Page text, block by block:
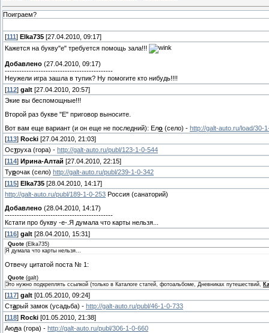
Поиграем?
[111 ] Elka735 [27.04.2010, 09:17]
Кажется на букву"е" требуется помощь зала!!!
Добавлено (27.04.2010, 09:17)
---------------------------------------------
Неужели игра зашла в тупик? Ну помогите кто нибудь!!!!
[112] galt [27.04.2010, 20:57]
Экие вы беспомощные!!!
Второй раз букве "Е" приговор выносите.
Вот вам еще вариант (и он еще не последний): Ело (село) - http://galt-auto.ru/load/30-
[113] Rocki [27.04.2010, 21:03]
Оструха (гора) - http://galt-auto.ru/publ/123-1-0-544
[114] Ирина-Алтай [27.04.2010, 22:15]
Турочак (село) http://galt-auto.ru/publ/239-1-0-342
[115] Elka735 [28.04.2010, 14:17]
http://galt-auto.ru/publ/189-1-0-253 Россия (санаторий)
Добавлено (28.04.2010, 14:17)
---------------------------------------------
Кстати про букву -е-.Я думала что карты нельзя...
[116] galt [28.04.2010, 15:31]
Quote (Elka735)
Я думала что карты нельзя...
Отвечу цитатой поста № 1:
Quote (galt)
Это нужно подкреплять ссылкой (только в Каталоге статей, фотоальбоме, Дневниках путешествий,
[117] galt [01.05.2010, 09:24]
Старый замок (усадьба) - http://galt-auto.ru/publ/46-1-0-733
[118] Rocki [01.05.2010, 21:38]
Аюла (гора) - http://galt-auto.ru/publ/306-1-0-660